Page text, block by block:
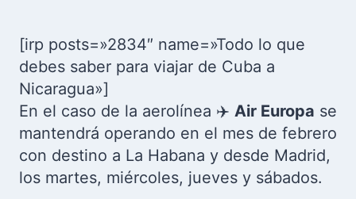
[irp posts=»2834″ name=»Todo lo que
debes saber para viajar de Cuba a
Nicaragua»]
En el caso de la aerolínea ✈️ Air Europa se
mantendrá operando en el mes de febrero
con destino a La Habana y desde Madrid,
los martes, miércoles, jueves y sábados.